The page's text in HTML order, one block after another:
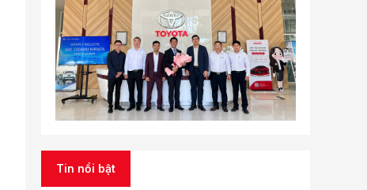
Tin nổi bật